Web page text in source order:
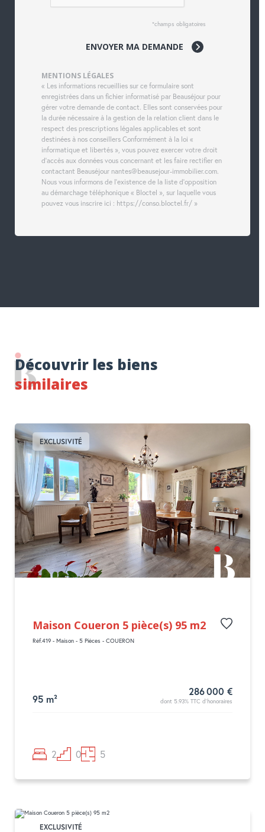
*champs obligatoires
ENVOYER MA DEMANDE
MENTIONS LÉGALES
« Les informations recueillies sur ce formulaire sont
enregistrées dans un fichier informatisé par Beauséjour pour
gérer votre demande de contact. Elles sont conservées pour
la durée nécessaire à la gestion de la relation client dans le
respect des prescriptions légales applicables et sont
destinées à nos conseillers Conformément à la loi «
informatique et libertés », vous pouvez exercer votre droit
d'accès aux données vous concernant et les faire rectifier en
contactant Beauséjour nantes@beausejour-immobilier.com.
Nous vous informons de l'existence de la liste d'opposition
au démarchage téléphonique « Bloctel », sur laquelle vous
pouvez vous inscrire ici : https://conso.bloctel.fr/ »
Découvrir les biens
similaires
EXCLUSIVITÉ
Maison Coueron 5 pièce(s) 95 m2
Réf.419 - Maison - 5 Pièces - COUERON
95 m²
286 000 €
dont 5.93% TTC d'honoraires
2 0 5
EXCLUSIVITÉ